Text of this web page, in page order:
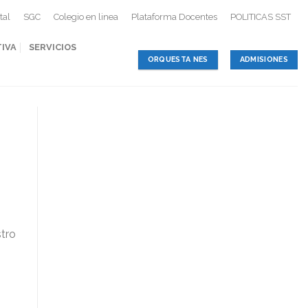
SGC Colegio en linea Plataforma Docentes POLITICAS SST
SERVICIOS
ORQUESTA NES ADMISIONES